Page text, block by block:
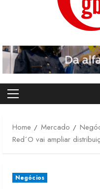
Primary
Home
Mercado
Red´O vai ampliar
Negócios